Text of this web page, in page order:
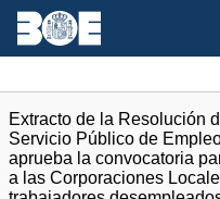
Extracto de la Resolución
Servicio Público de
aprueba la convocatoria
a las Corporaciones